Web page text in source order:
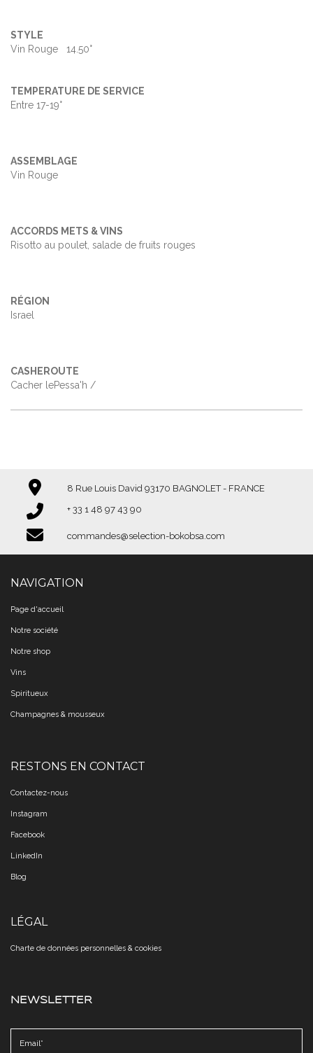
STYLE
Vin Rouge 14.50°
TEMPERATURE DE SERVICE
Entre 17-19°
ASSEMBLAGE
Vin Rouge
ACCORDS METS & VINS
Risotto au poulet, salade de fruits rouges
RÉGION
Israel
CASHEROUTE
Cacher lePessa'h /
8 Rue Louis David 93170 BAGNOLET - FRANCE
+ 33 1 48 97 43 90​​​​​​​
commandes@selection-bokobsa.com
NAVIGATION
Page d'accueil
Notre société
Notre shop
Vins
Spiritueux
Champagnes & mousseux
RESTONS EN CONTACT
Contactez-nous
Instagram
Facebook
LinkedIn
Blog
LÉGAL
Charte de données personnelles & cookies​​​​​​​
NEWSLETTER